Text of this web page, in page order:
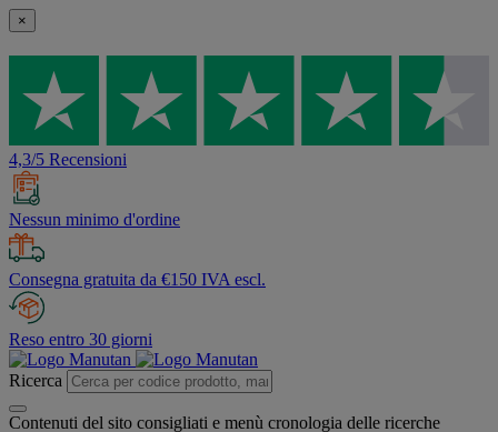
×
4,3/5 Recensioni
Nessun minimo d'ordine
Consegna gratuita da €150 IVA escl.
Reso entro 30 giorni
Ricerca
Contenuti del sito consigliati e menù cronologia delle ricerche